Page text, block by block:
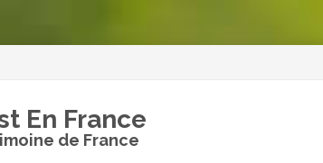
En France
de France